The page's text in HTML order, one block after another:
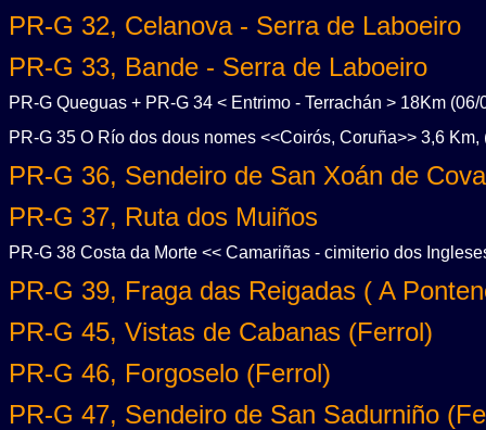
PR-G 32, Celanova - Serra de Laboeiro
PR-G 33, Bande - Serra de Laboeiro
PR-G Queguas + PR-G 34 < Entrimo - Terrachán > 18Km
PR-G 35 O Río dos dous nomes <<Coirós, Coruña>> 3,6
PR-G 36, Sendeiro de San Xoán de Cova
PR-G 37, Ruta dos Muiños
PR-G 38 Costa da Morte << Camariñas - cimiterio dos
PR-G 39, Fraga das Reigadas ( A
PR-G 45, Vistas de Cabanas (Ferrol)
PR-G 46, Forgoselo (Ferrol)
PR-G 47, Sendeiro de San Sadurniño